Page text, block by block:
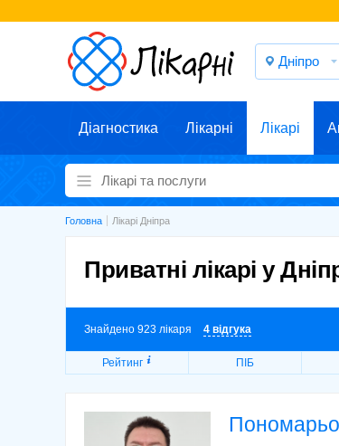
Дніпро
Діагностика Лікарні Лікарі
Головна Лікарі Дніпра
Приватні лікарі у
Знайдено 923 лікаря 4 відгука
Рейтинг ПІБ